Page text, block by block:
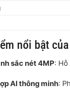
nổi bật của
sắc nét 4MP:
AI thông minh: